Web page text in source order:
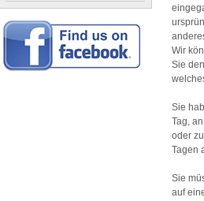
Wir
Sie
Sie
Tag,
oder
Tagen
Sie
auf